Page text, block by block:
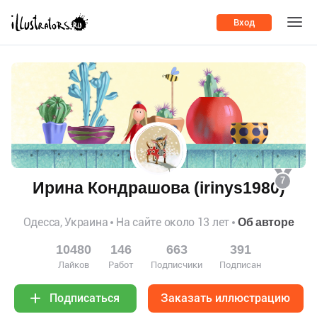
Вход
7
Ирина Кондрашова (irinys1980)
Одесса, Украина На сайте около 13 лет Об авторе
10480
Лайков
146
Работ
663
Подписчики
391
Подписан
Подписаться Заказать иллюстрацию